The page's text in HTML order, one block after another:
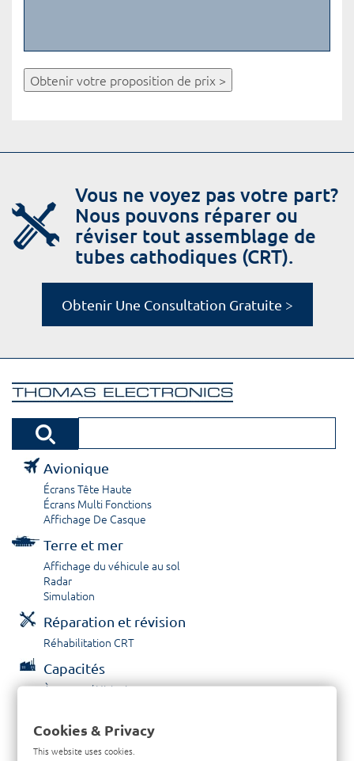
Obtenir votre proposition de prix >
Vous ne voyez pas votre part?
Nous pouvons réparer ou
réviser tout assemblage de
tubes cathodiques (CRT).
Obtenir Une Consultation Gratuite >
Avionique
Écrans Tête Haute
Écrans Multi Fonctions
Affichage De Casque
Terre et mer
Affichage du véhicule au sol
Radar
Simulation
Réparation et révision
Réhabilitation CRT
Capacités
À propos / Historique
Contactez nous
Cookies & Privacy
This website uses cookies.